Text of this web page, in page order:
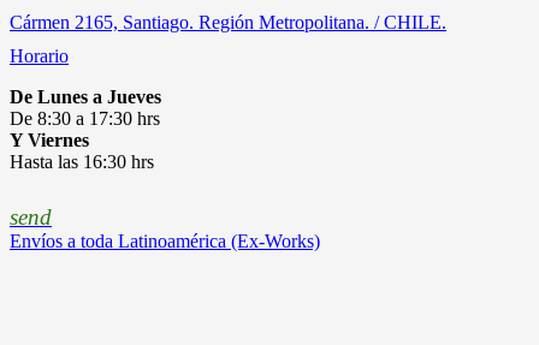
Cármen 2165, Santiago. Región Metropolitana. / CHILE.
Horario
De Lunes a Jueves
De 8:30 a 17:30 hrs
Y Viernes
Hasta las 16:30 hrs
send
Envíos a toda Latinoamérica (Ex-Works)